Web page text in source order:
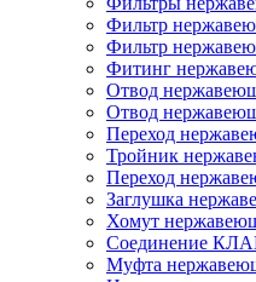
Фильтр
Фильтр
Фитинг
Отвод
Отвод
Переход
Тройник
Переход
Заглушка
Хомут
Соединение
Муфта